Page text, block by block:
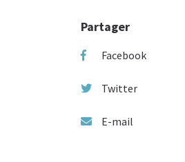
Partager
Facebook
Twitter
E-mail